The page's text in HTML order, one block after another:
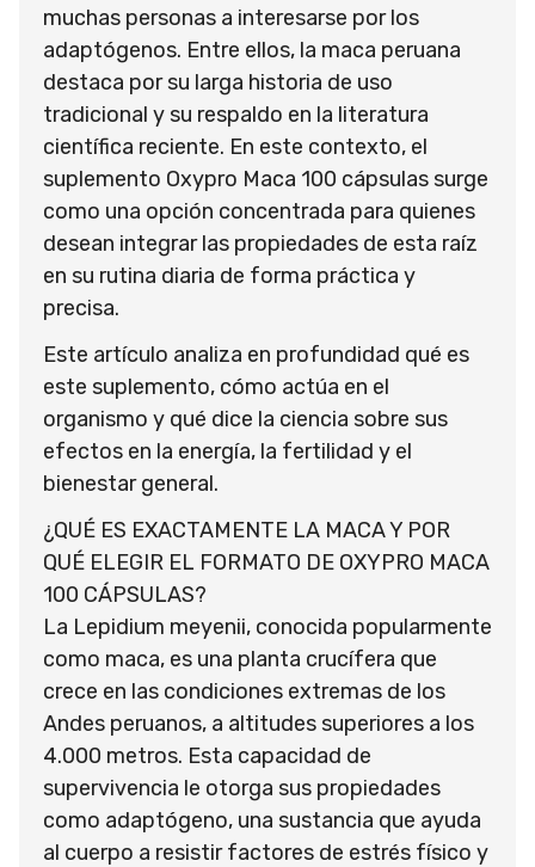
muchas personas a interesarse por los
adaptógenos. Entre ellos, la maca peruana
destaca por su larga historia de uso
tradicional y su respaldo en la literatura
científica reciente. En este contexto, el
suplemento Oxypro Maca 100 cápsulas surge
como una opción concentrada para quienes
desean integrar las propiedades de esta raíz
en su rutina diaria de forma práctica y
precisa.
Este artículo analiza en profundidad qué es
este suplemento, cómo actúa en el
organismo y qué dice la ciencia sobre sus
efectos en la energía, la fertilidad y el
bienestar general.
¿QUÉ ES EXACTAMENTE LA MACA Y POR
QUÉ ELEGIR EL FORMATO DE OXYPRO MACA
100 CÁPSULAS?
La Lepidium meyenii, conocida popularmente
como maca, es una planta crucífera que
crece en las condiciones extremas de los
Andes peruanos, a altitudes superiores a los
4.000 metros. Esta capacidad de
supervivencia le otorga sus propiedades
como adaptógeno, una sustancia que ayuda
al cuerpo a resistir factores de estrés físico y